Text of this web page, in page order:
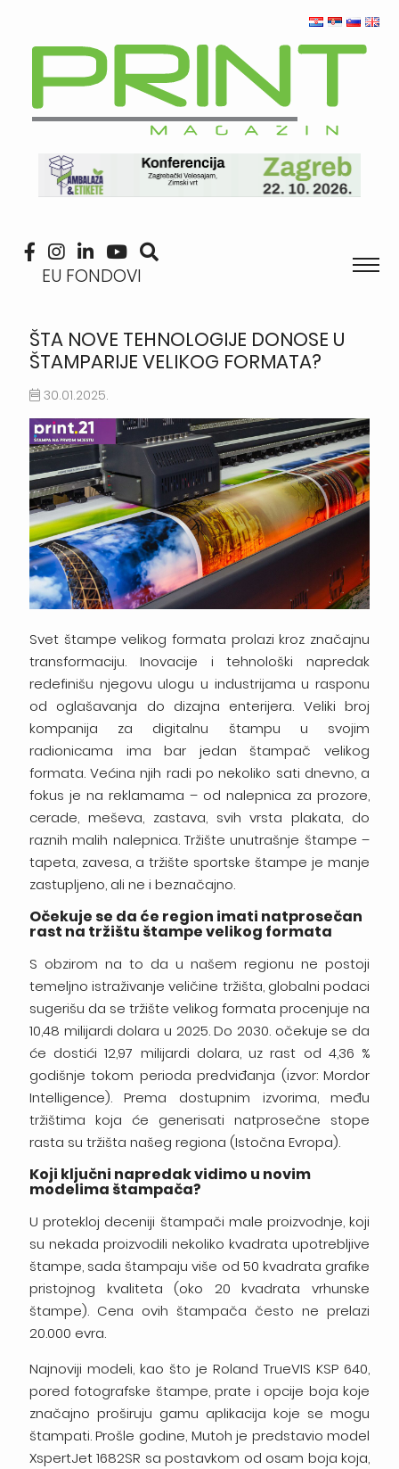
EU FONDOVI
ŠTA NOVE TEHNOLOGIJE DONOSE U
ŠTAMPARIJE VELIKOG FORMATA?
30.01.2025.
Svet štampe velikog formata prolazi kroz značajnu
transformaciju. Inovacije i tehnološki napredak
redefinišu njegovu ulogu u industrijama u rasponu
od oglašavanja do dizajna enterijera. Veliki broj
kompanija za digitalnu štampu u svojim
radionicama ima bar jedan štampač velikog
formata. Većina njih radi po nekoliko sati dnevno, a
fokus je na reklamama – od nalepnica za prozore,
cerade, meševa, zastava, svih vrsta plakata, do
raznih malih nalepnica. Tržište unutrašnje štampe –
tapeta, zavesa, a tržište sportske štampe je manje
zastupljeno, ali ne i beznačajno.
Očekuje se da će region imati natprosečan
rast na tržištu štampe velikog formata
S obzirom na to da u našem regionu ne postoji
temeljno istraživanje veličine tržišta, globalni podaci
sugerišu da se tržište velikog formata procenjuje na
10,48 milijardi dolara u 2025. Do 2030. očekuje se da
će dostići 12,97 milijardi dolara, uz rast od 4,36 %
godišnje tokom perioda predviđanja (izvor: Mordor
Intelligence). Prema dostupnim izvorima, među
tržištima koja će generisati natprosečne stope
rasta su tržišta našeg regiona (Istočna Evropa).
Koji ključni napredak vidimo u novim
modelima štampača?
U protekloj deceniji štampači male proizvodnje, koji
su nekada proizvodili nekoliko kvadrata upotrebljive
štampe, sada štampaju više od 50 kvadrata grafike
pristojnog kvaliteta (oko 20 kvadrata vrhunske
štampe). Cena ovih štampača često ne prelazi
20.000 evra.
Najnoviji modeli, kao što je Roland TrueVIS KSP 640,
pored fotografske štampe, prate i opcije boja koje
značajno proširuju gamu aplikacija koje se mogu
štampati. Prošle godine, Mutoh je predstavio model
XspertJet 1682SR sa postavkom od osam boja koja,